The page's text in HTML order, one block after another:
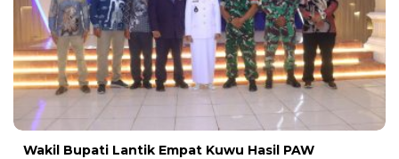
Wakil Bupati Lantik Empat Kuwu Hasil PAW